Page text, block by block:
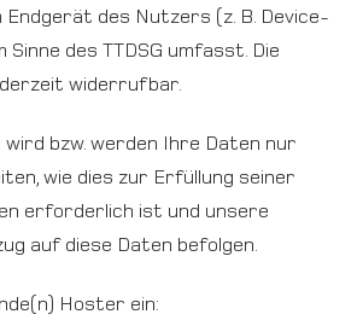
Endgerät des Nutzers (z. B. Device-
Sinne des TTDSG umfasst. Die
widerrufbar.
bzw. werden Ihre Daten nur
wie dies zur Erfüllung seiner
erforderlich ist und unsere
auf diese Daten befolgen.
Hoster ein: